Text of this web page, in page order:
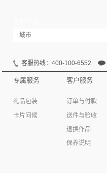
专属服务
礼品包装
卡片问候
客户服务
订单与付款
送件与验收
退换作品
保养说明
客服热线：400-100-6552